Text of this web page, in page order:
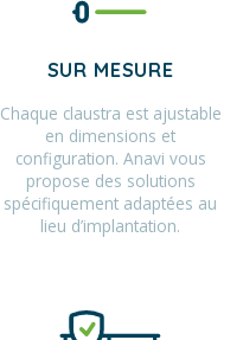
SUR MESURE
Chaque claustra est ajustable
en dimensions et
configuration. Anavi vous
propose des solutions
spécifiquement adaptées au
lieu d’implantation.